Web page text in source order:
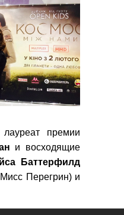
лауреат премии
и восходящие
Баттерфилд
Перегрин) и